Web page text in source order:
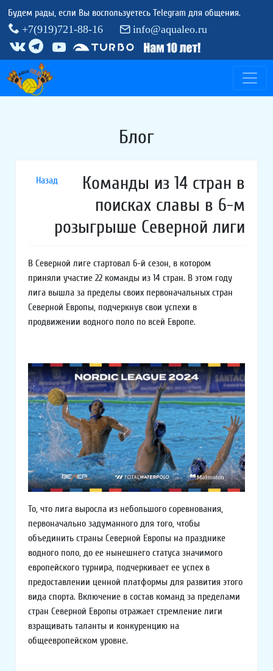
Будем рады, если Вы воспользуетесь Telegram для общения.
+7(919)721-88-16
info@aqualeo.ru
Блог
Назад
Команды из 14 стран в
поисках славы в 6-м
розыгрыше Северной лиги
В Северной лиге стартовал 6-й сезон, в котором
приняли участие 22 команды из 14 стран. В этом году
лига вышла за пределы своих первоначальных стран
Северной Европы, подчеркнув свои успехи в
продвижении водного поло по всей Европе.
То, что лига выросла из небольшого соревнования,
первоначально задуманного для того, чтобы
объединить страны Северной Европы на празднике
водного поло, до ее нынешнего статуса значимого
европейского турнира, подчеркивает ее успех в
предоставлении ценной платформы для развития этого
вида спорта. Включение в состав команд за пределами
стран Северной Европы отражает стремление лиги
взращивать таланты и конкуренцию на
общеевропейском уровне.